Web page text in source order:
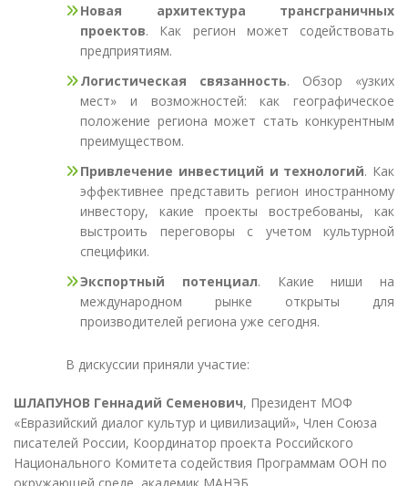
Новая архитектура трансграничных
проектов. Как регион может содействовать
предприятиям.
Логистическая связанность. Обзор «узких
мест» и возможностей: как географическое
положение региона может стать конкурентным
преимуществом.
Привлечение инвестиций и технологий. Как
эффективнее представить регион иностранному
инвестору, какие проекты востребованы, как
выстроить переговоры с учетом культурной
специфики.
Экспортный потенциал. Какие ниши на
международном рынке открыты для
производителей региона уже сегодня.
В дискуссии приняли участие:
ШЛАПУНОВ Геннадий Семенович, Президент МОФ
«Евразийский диалог культур и цивилизаций», Член Союза
писателей России, Координатор проекта Российского
Национального Комитета содействия Программам ООН по